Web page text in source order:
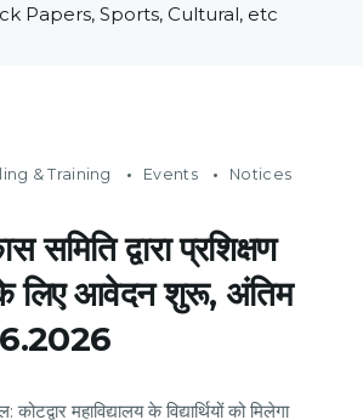
Papers, Sports, Cultural, etc
& Training Events
Notices
समिति द्वारा प्रशिक्षण
लिए आवेदन शुरू, अंतिम
महाविद्यालय के विद्यार्थियों को मिलेगा